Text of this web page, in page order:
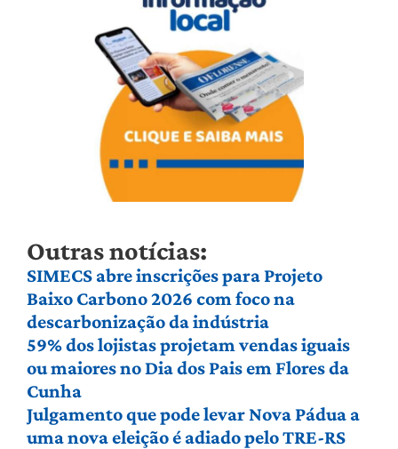
Outras notícias:
SIMECS abre inscrições para Projeto
Baixo Carbono 2026 com foco na
descarbonização da indústria
59% dos lojistas projetam vendas iguais
ou maiores no Dia dos Pais em Flores da
Cunha
Julgamento que pode levar Nova Pádua a
uma nova eleição é adiado pelo TRE-RS